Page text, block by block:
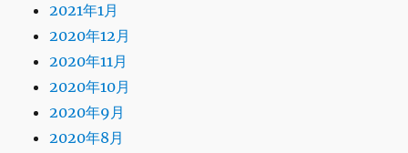
2021年1月
2020年12月
2020年11月
2020年10月
2020年9月
2020年8月